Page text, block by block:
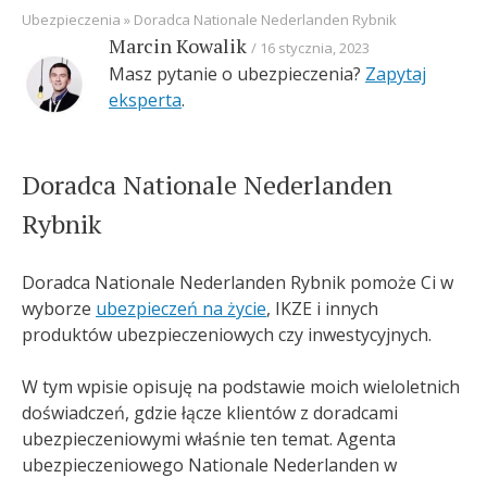
to
content
Ubezpieczenia » Doradca Nationale Nederlanden Rybnik
Marcin Kowalik 16 stycznia, 2023
Masz pytanie o ubezpieczenia? Zapytaj
eksperta.
Doradca Nationale Nederlanden
Rybnik
Doradca Nationale Nederlanden Rybnik pomoże Ci w
wyborze ubezpieczeń na życie, IKZE i innych
produktów ubezpieczeniowych czy inwestycyjnych.
W tym wpisie opisuję na podstawie moich wieloletnich
doświadczeń, gdzie łącze klientów z doradcami
ubezpieczeniowymi właśnie ten temat. Agenta
ubezpieczeniowego Nationale Nederlanden w